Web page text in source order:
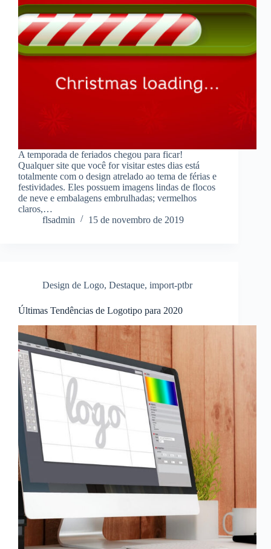
A temporada de feriados chegou para ficar!
Qualquer site que você for visitar estes dias está
totalmente com o design atrelado ao tema de férias e
festividades. Eles possuem imagens lindas de flocos
de neve e embalagens embrulhadas; vermelhos
claros,…
flsadmin
15 de novembro de 2019
Design de Logo, Destaque, import-ptbr
Últimas Tendências de Logotipo para 2020